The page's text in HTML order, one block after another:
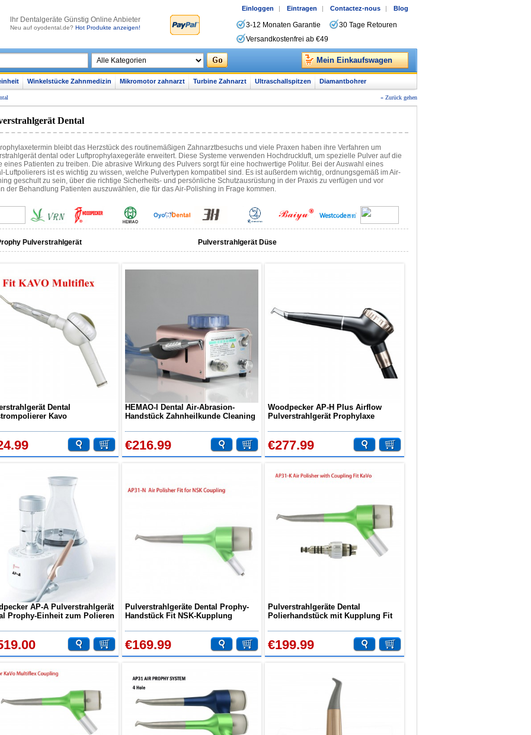
lhr Dentalgeräte Günstig Online Anbieter
Neu auf oyodental.de? Hot Produkte anzeigen!
Einloggen | Eintragen | Contactez-nous | Blog
3-12 Monaten Garantie
30 Tage Retouren
Versandkostenfrei ab €49
Mein Einkaufswagen
Winkelstücke Zahnmedizin Mikromotor zahnarzt Turbine Zahnarzt Ultraschallspitzen Diamantbohrer
« Zurück gehen
Dental
bleibt das Herzstück des routinemäßigen Zahnarztbesuchs und viele Praxen haben ihre Verfahren um
dental oder Luftprophylaxegeräte erweitert. Diese Systeme verwenden Hochdruckluft, um spezielle Pulver auf die
eines Patienten zu treiben. Die abrasive Wirkung des Pulvers sorgt für eine hochwertige Politur. Bei der Auswahl eines
Luftpolierers ist es wichtig zu wissen, welche Pulvertypen kompatibel sind. Es ist außerdem wichtig, ordnungsgemäß im Air-
geschult zu sein, über die richtige Sicherheits- und persönliche Schutzausrüstung in der Praxis zu verfügen und vor
der Behandlung Patienten auszuwählen, die für das Air-Polishing in Frage kommen.
Pulverstrahlgerät Pulverstrahlgerät Düse
Dental
Kavo
HEMAO-I Dental Air-Abrasion-
Handstück Zahnheilkunde Cleaning
€216.99
Woodpecker AP-H Plus Airflow
Pulverstrahlgerät Prophylaxe
subgingival
€277.99
AP-A Pulverstrahlgerät
Prophy-Einheit zum Polieren
Pulverstrahlgeräte Dental Prophy-
Handstück Fit NSK-Kupplung
€169.99
Pulverstrahlgeräte Dental
Polierhandstück mit Kupplung Fit
€199.99